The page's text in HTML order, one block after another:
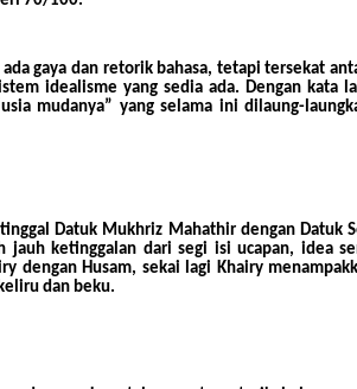
gaya dan retorik bahasa, tetapi tersekat
idealisme yang sedia ada. Dengan kata
mudanya” yang selama ini dilaung-
Datuk Mukhriz Mahathir dengan Datuk
jauh ketinggalan dari segi isi ucapan, idea
dengan Husam, sekai lagi Khairy
dan beku.